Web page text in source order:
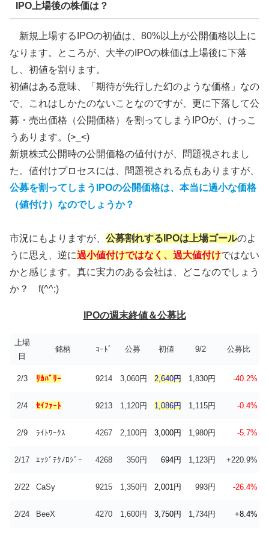
IPO上場後の株価は？
新規上場するIPOの初値は、80%以上が公開価格以上に
なります。ところが、大半のIPOの株価は上場後に下落
し、初値を割ります。
初値はある意味、「期待が先行した幻のような価格」なの
で、これはしかたのないことなのですが、更に下落して公
募・売出価格（公開価格）を割ってしまうIPOが、けっこ
うあります。(>_<)
新規株式公開時の公開価格の値付けが、問題視されまし
た。値付けプロセスには、問題視される点もありますが、
公募を割ってしまうIPOの公開価格は、本当に過小な価格
（値付け）なのでしょうか？
市況にもよりますが、 公募割れするIPOは上場ゴールのよ
うに思え、逆に過小値付けではなく、過大値付けではない
かと感じます。真に実力のある会社は、どこなのでしょう
か？ f(^^;)
IPOの週末終値＆公募比
上場
日
銘柄 ｺｰﾄﾞ 公募 初値 9/2 公募比
2/3 ﾘｶﾊﾞﾘｰ 9214 3,060円 2,640円 1,830円 -40.2%
2/4 ｾｲﾌｧｰﾄ 9213 1,120円 1,086円 1,115円 -0.4%
2/9 ﾗｲﾄﾜｰｸｽ 4267 2,100円 3,000円 1,980円 -5.7%
2/17 ｴｯｼﾞﾃｸﾉﾛｼﾞｰ 4268 350円 694円 1,123円 +220.9%
2/22 CaSy 9215 1,350円 2,001円 993円 -26.4%
2/24 BeeX 4270 1,600円 3,750円 1,734円 +8.4%